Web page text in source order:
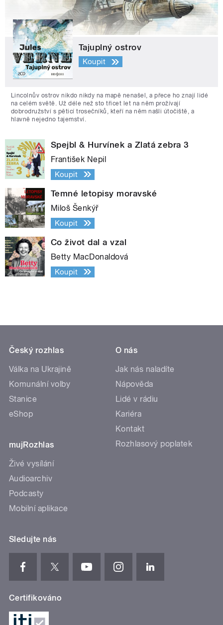
Tajuplný ostrov
Koupit
Lincolnův ostrov nikdo nikdy na mapě nenašel, a přece ho znají lidé
na celém světě. Už déle než sto třicet let na něm prožívají
dobrodružství s pěticí trosečníků, kteří na něm našli útočiště, a
hlavně nejedno tajemství.
Spejbl & Hurvínek a Zlatá zebra 3
František Nepil
Koupit
Temné letopisy moravské
Miloš Šenkýř
Koupit
Co život dal a vzal
Betty MacDonaldová
Koupit
Český rozhlas
Válka na Ukrajině
Komunální volby
Stanice
eShop
mujRozhlas
Živé vysílání
Audioarchiv
Podcasty
Mobilní aplikace
O nás
Jak nás naladíte
Nápověda
Lidé v rádiu
Kariéra
Kontakt
Rozhlasový poplatek
Sledujte nás
Certifikováno